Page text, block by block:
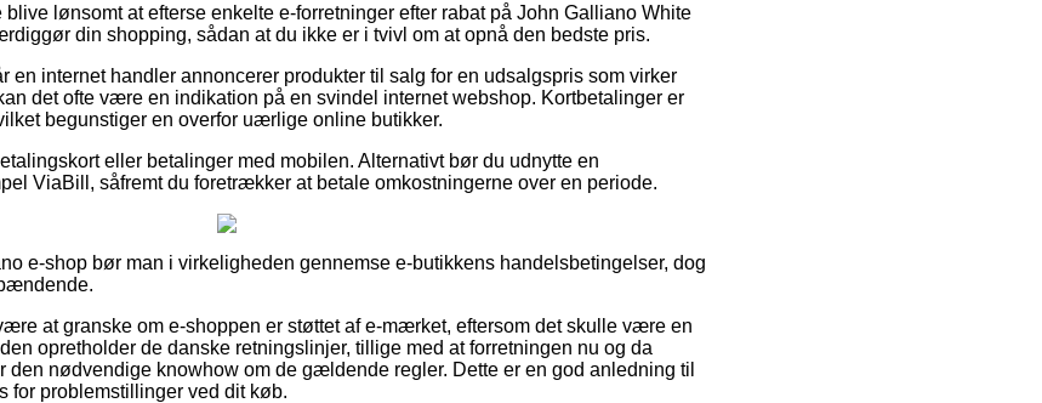
lønsomt at efterse enkelte e-forretninger efter rabat på John Galliano White
din shopping, sådan at du ikke er i tvivl om at opnå den bedste pris.
en internet handler annoncerer produkter til salg for en udsalgspris som virker
det ofte være en indikation på en svindel internet webshop. Kortbetalinger er
begunstiger en overfor uærlige online butikker.
eller betalinger med mobilen. Alternativt bør du udnytte en
ViaBill, såfremt du foretrækker at betale omkostningerne over en periode.
e-shop bør man i virkeligheden gennemse e-butikkens handelsbetingelser, dog
at granske om e-shoppen er støttet af e-mærket, eftersom det skulle være en
opretholder de danske retningslinjer, tillige med at forretningen nu og da
den nødvendige knowhow om de gældende regler. Dette er en god anledning til
for problemstillinger ved dit køb.